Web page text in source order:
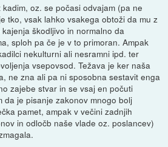
kadim, oz. se počasi odvajam (pa ne
tko, vsak lahko vsakega obtoži da mu z
škodljivo in normalno da
sploh pa če je v to primoran. Ampak
nekulturni ali nesramni ipd. ter
vsepovsod. Težava je ker naša
ne zna ali pa ni sposobna sestavit enga
zajebe stvar in se vsaj en počuti
da je pisanje zakonov mnogo bolj
pamet, ampak v večini zadnjih
in odločb naše vlade oz. poslancev)